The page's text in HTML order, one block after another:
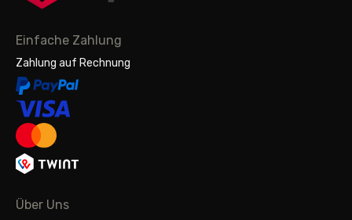
Einfache Zahlung
Zahlung auf Rechnung
Über Uns